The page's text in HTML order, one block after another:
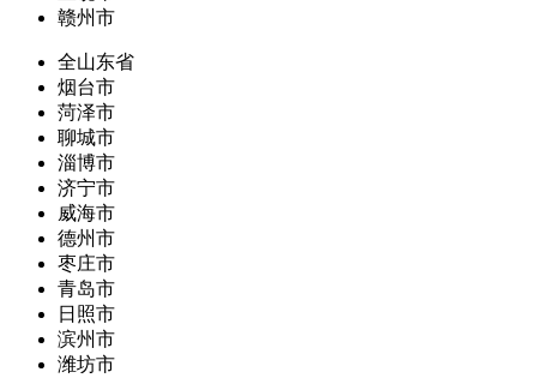
赣州市
全山东省
烟台市
菏泽市
聊城市
淄博市
济宁市
威海市
德州市
枣庄市
青岛市
日照市
滨州市
潍坊市